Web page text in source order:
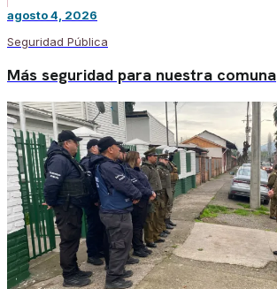
agosto 4, 2026
Seguridad Pública
Más seguridad para nuestra comuna